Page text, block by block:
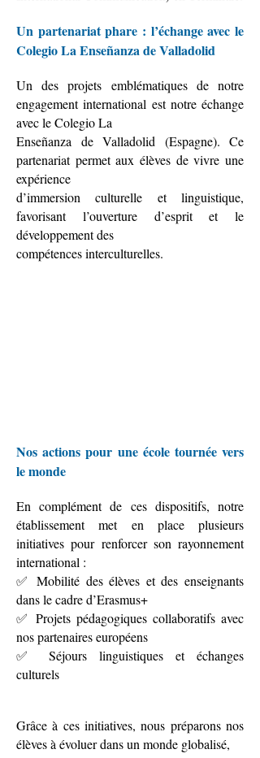
Un partenariat phare : l’échange avec le
Colegio La Enseñanza de Valladolid
Un des projets emblématiques de notre
engagement international est notre échange
avec le Colegio La
Enseñanza de Valladolid (Espagne). Ce
partenariat permet aux élèves de vivre une
expérience
d’immersion culturelle et linguistique,
favorisant l’ouverture d’esprit et le
développement des
compétences interculturelles.
Nos actions pour une école tournée vers
le monde
En complément de ces dispositifs, notre
établissement met en place plusieurs
initiatives pour renforcer son rayonnement
international :
✅ Mobilité des élèves et des enseignants
dans le cadre d’Erasmus+
✅ Projets pédagogiques collaboratifs avec
nos partenaires européens
✅ Séjours linguistiques et échanges
culturels
Grâce à ces initiatives, nous préparons nos
élèves à évoluer dans un monde globalisé,